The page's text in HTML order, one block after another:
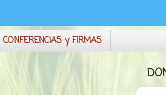
CONFERENCIAS y FIRMAS